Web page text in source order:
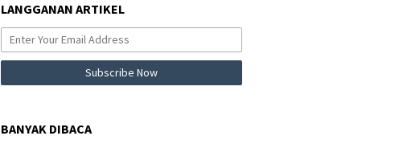
LANGGANAN ARTIKEL
BANYAK DIBACA